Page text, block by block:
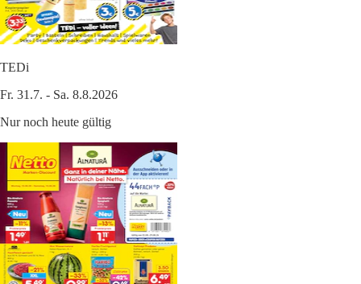
TEDi
Fr. 31.7. - Sa. 8.8.2026
Nur noch heute gültig